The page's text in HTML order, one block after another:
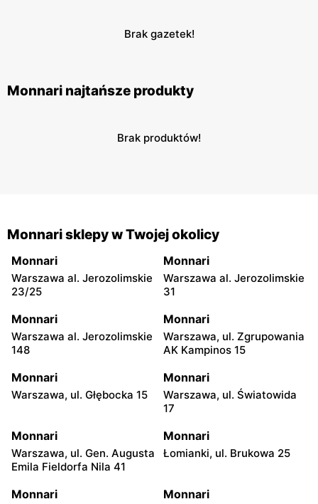
Brak gazetek!
Monnari najtańsze produkty
Brak produktów!
Monnari sklepy w Twojej okolicy
Monnari
Warszawa al. Jerozolimskie
23/25
Monnari
Warszawa al. Jerozolimskie
31
Monnari
Warszawa al. Jerozolimskie
148
Monnari
Warszawa, ul. Zgrupowania
AK Kampinos 15
Monnari
Warszawa, ul. Głębocka 15
Monnari
Warszawa, ul. Światowida
17
Monnari
Warszawa, ul. Gen. Augusta
Emila Fieldorfa Nila 41
Monnari
Łomianki, ul. Brukowa 25
Monnari Monnari